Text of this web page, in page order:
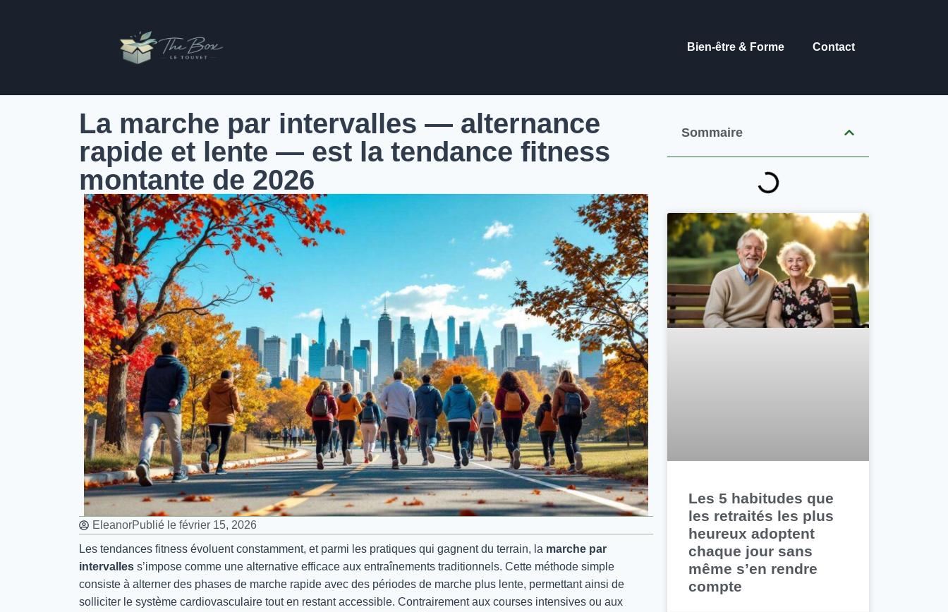
Bien-être & Forme Contact
Sommaire
Les 5 habitudes que
les retraités les plus
heureux adoptent
chaque jour sans
même s’en rendre
compte
La marche par intervalles — alternance
rapide et lente — est la tendance fitness
montante de 2026
EleanorPublié le février 15, 2026
Les tendances fitness évoluent constamment, et parmi les pratiques qui gagnent du terrain, la marche par
intervalles s’impose comme une alternative efficace aux entraînements traditionnels. Cette méthode simple
consiste à alterner des phases de marche rapide avec des périodes de marche plus lente, permettant ainsi de
solliciter le système cardiovasculaire tout en restant accessible. Contrairement aux courses intensives ou aux